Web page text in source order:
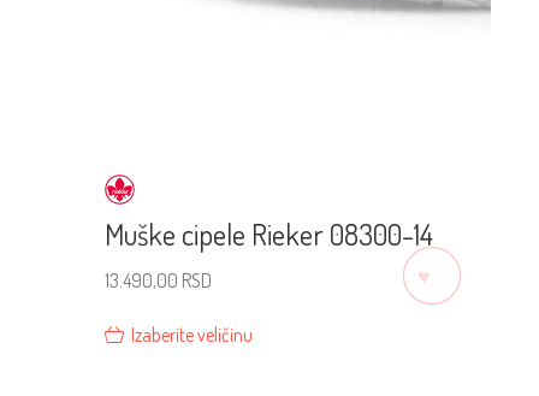
Muške cipele Rieker 08300-14
13.490,00 RSD
Izaberite veličinu